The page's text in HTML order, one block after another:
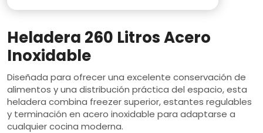
precio
original
era:
$649.990.
precio
actual
es:
Heladera 260 Litros Acero
Inoxidable
Diseñada para ofrecer una excelente conservación de
alimentos y una distribución práctica del espacio, esta
heladera combina freezer superior, estantes regulables
y terminación en acero inoxidable para adaptarse a
cualquier cocina moderna.